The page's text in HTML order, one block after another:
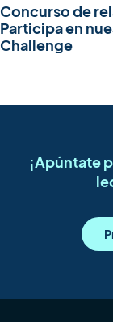
Concurso de
Participa en
Challenge
¡Apúntate